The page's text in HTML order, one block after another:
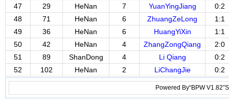
47
29 HeNan 7 YuanYingJiang
0:2
48
71 HeNan 6 ZhuangZeLong
1:1
49
36 HeNan 6 HuangYiXin
1:1
50
42 HeNan 4 ZhangZongQiang
2:0
51
89 ShanDong 4 Li Qiang
0:2
52
102 HeNan 2 LiChangJie 0:2
Powered By“BPW